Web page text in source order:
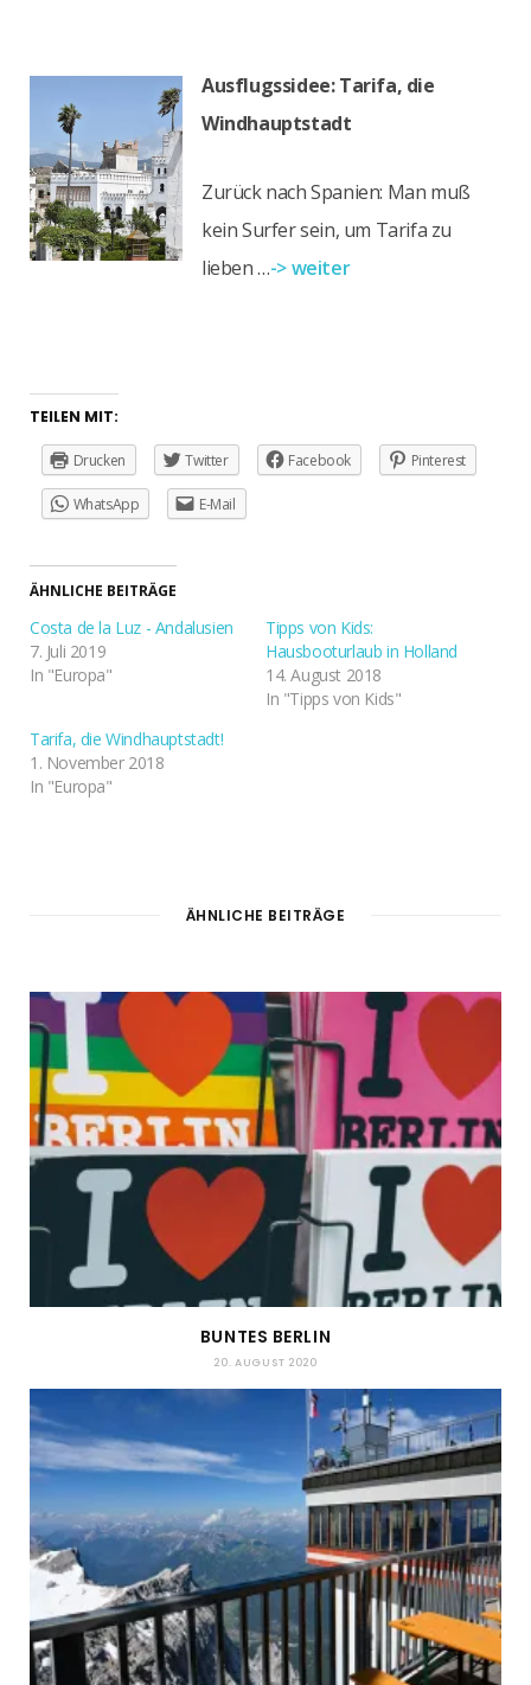
Ausflugssidee: Tarifa, die
Windhauptstadt
Zurück nach Spanien: Man muß
kein Surfer sein, um Tarifa zu
lieben …-> weiter
TEILEN MIT:
Drucken Twitter Facebook Pinterest
WhatsApp E-Mail
ÄHNLICHE BEITRÄGE
Costa de la Luz - Andalusien
7. Juli 2019
In "Europa"
Tipps von Kids:
Hausbooturlaub in Holland
14. August 2018
In "Tipps von Kids"
Tarifa, die Windhauptstadt!
1. November 2018
In "Europa"
ÄHNLICHE BEITRÄGE
BUNTES BERLIN
20. AUGUST 2020